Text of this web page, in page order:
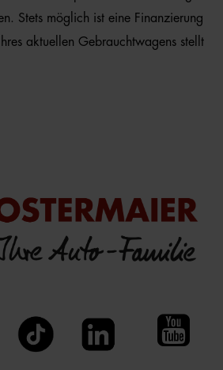
Stets möglich ist eine Finanzierung
aktuellen Gebrauchtwagens stellt